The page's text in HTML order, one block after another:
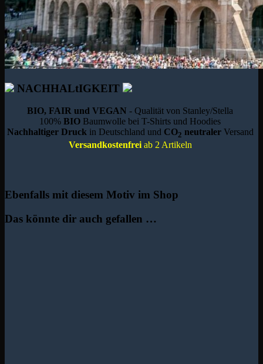
NACHHALtIGKEIT
BIO, FAIR und VEGAN - Qualität von Stanley/Stella
100%BIO Baumwolle bei T-Shirts und Hoodies
Nachhaltiger Druck in Deutschland und CO2 neutraler Versand
Versandkostenfreiab 2 Artikeln
Ebenfalls mit diesem Motiv im Shop
Das könnte dir auch gefallen …